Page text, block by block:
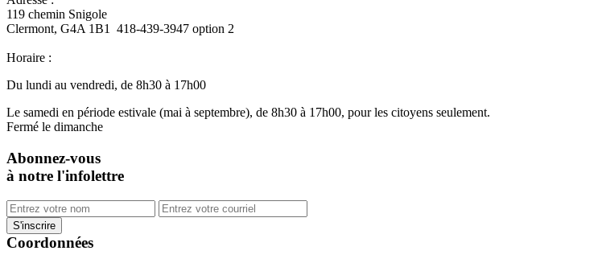
119 chemin Snigole
Clermont, G4A 1B1 418-439-3947 option 2
Horaire :
Du lundi au vendredi, de 8h30 à 17h00
Le samedi en période estivale (mai à septembre), de 8h30 à 17h00, pour les citoyens seulement.
Fermé le dimanche
Abonnez-vous
à notre l'infolettre
Coordonnées